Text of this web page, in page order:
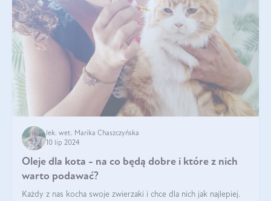
lek. wet. Marika Chaszczyńska
10 lip 2024
Oleje dla kota - na co będą dobre i które z nich
warto podawać?
Każdy z nas kocha swoje zwierzaki i chce dla nich jak najlepiej.